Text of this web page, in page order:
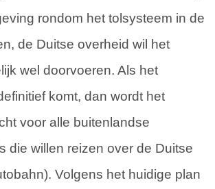
rondom het tolsysteem in de
de Duitse overheid wil het
wel doorvoeren. Als het
komt, dan wordt het
voor alle buitenlandse
die willen reizen over de Duitse
Volgens het huidige plan